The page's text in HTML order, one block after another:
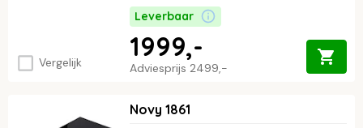
Vergelijk
Leverbaar
Adviesprijs 2499,-
1999,-
Novy 1861